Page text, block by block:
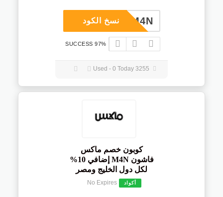
M4N نسخ الكود
97% SUCCESS
كوبون خصم ماكس
فاشون M4N إضافي 10%
لكل دول الخليج ومصر
أكواد No Expires